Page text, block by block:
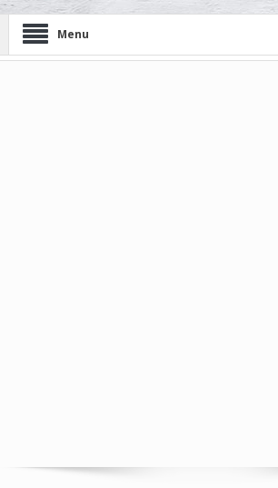
Menu